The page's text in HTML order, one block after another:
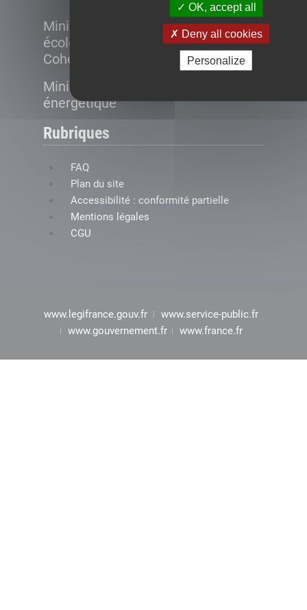
OK, accept all
Deny all cookies
Personalize
Ministère de la Transition
écologique et de la
Cohésion des territoires
Ministère de la Transition
énergétique
Rubriques
FAQ
Plan du site
Accessibilité : conformité partielle
Mentions légales
CGU
www.legifrance.gouv.fr
www.service-public.fr
www.gouvernement.fr
www.france.fr